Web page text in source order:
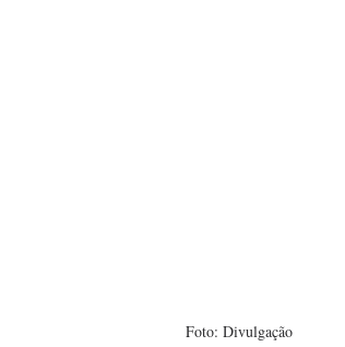
Foto: Divulgação